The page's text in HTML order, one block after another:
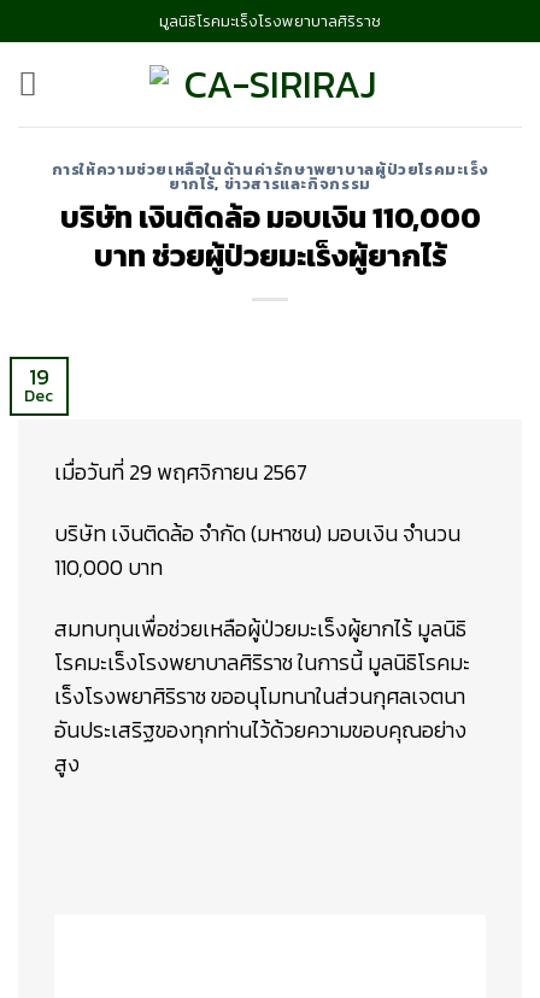
to
content
มูลนิธิโรคมะเร็งโรงพยาบาลศิริราช
การให้ความช่วยเหลือในด้านค่ารักษาพยาบาลผู้ป่วยโรคมะเร็ง
ยากไร้, ข่าวสารและกิจกรรม
บริษัท เงินติดล้อ มอบเงิน 110,000
บาท ช่วยผู้ป่วยมะเร็งผู้ยากไร้
19
Dec
เมื่อวันที่ 29 พฤศจิกายน 2567
บริษัท เงินติดล้อ จำกัด (มหาชน) มอบเงิน จำนวน
110,000 บาท
สมทบทุนเพื่อช่วยเหลือผู้ป่วยมะเร็งผู้ยากไร้ มูลนิธิ
โรคมะเร็งโรงพยาบาลศิริราช ในการนี้ มูลนิธิโรคมะ
เร็งโรงพยาศิริราช ขออนุโมทนาในส่วนกุศลเจตนา
อันประเสริฐของทุกท่านไว้ด้วยความขอบคุณอย่าง
สูง